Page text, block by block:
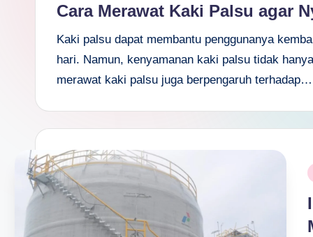
a
n
D
e
p
Cara Merawat Kaki Palsu agar
Kaki palsu dapat membantu penggunanya
hari. Namun, kenyamanan kaki palsu tidak
merawat kaki palsu juga berpengaruh terhadap…